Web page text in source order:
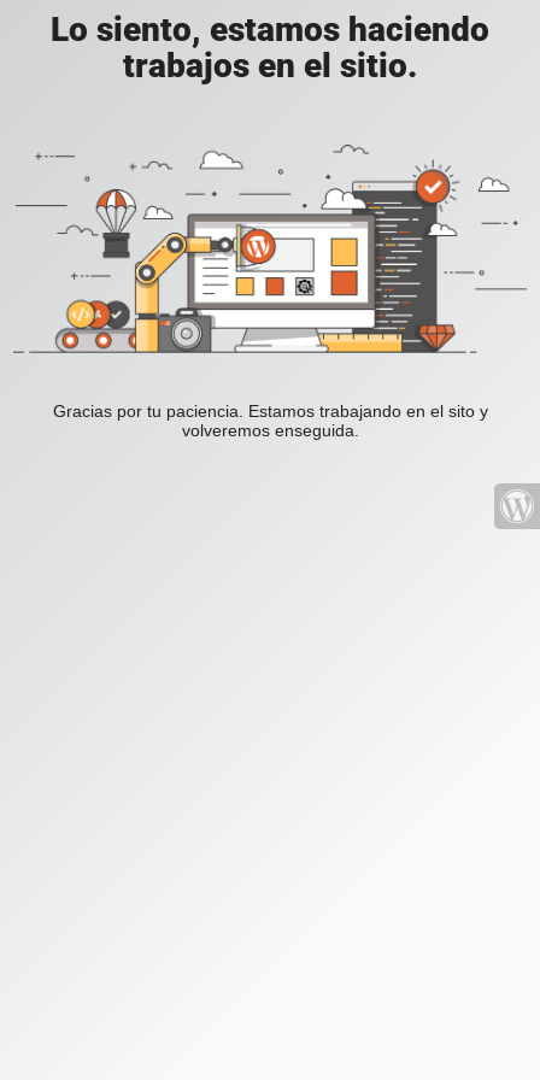
Lo siento, estamos haciendo
trabajos en el sitio.
Gracias por tu paciencia. Estamos trabajando en el sito y
volveremos enseguida.